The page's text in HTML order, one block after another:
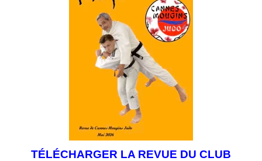
TÉLÉCHARGER LA REVUE DU CLUB